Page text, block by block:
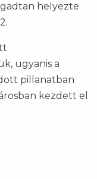
helyezte
ugyanis a
pillanatban
kezdett el